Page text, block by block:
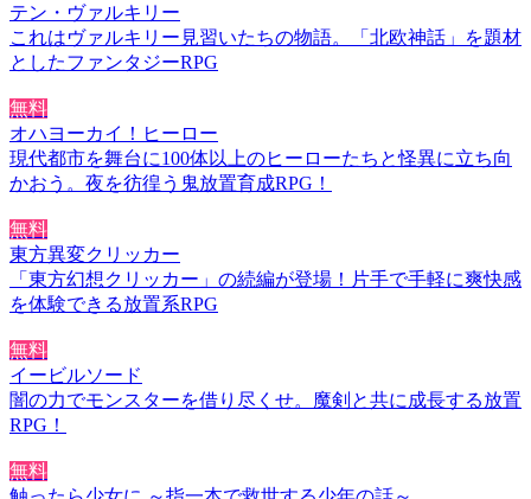
テン・ヴァルキリー
これはヴァルキリー見習いたちの物語。「北欧神話」を題材
としたファンタジーRPG
無料
オハヨーカイ！ヒーロー
現代都市を舞台に100体以上のヒーローたちと怪異に立ち向
かおう。夜を彷徨う鬼放置育成RPG！
無料
東方異変クリッカー
「東方幻想クリッカー」の続編が登場！片手で手軽に爽快感
を体験できる放置系RPG
無料
イービルソード
闇の力でモンスターを借り尽くせ。魔剣と共に成長する放置
RPG！
無料